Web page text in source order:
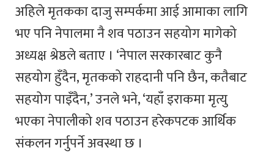
अहिले मृतकका दाजु सम्पर्कमा आई आमाका लागि
भए पनि नेपालमा नै शव पठाउन सहयोग मागेको
अध्यक्ष श्रेष्ठले बताए । ‘नेपाल सरकारबाट कुनै
सहयोग हुँदैन, मृतकको राहदानी पनि छैन, कतैबाट
सहयोग पाइँदैन,’ उनले भने, ‘यहाँ इराकमा मृत्यु
भएका नेपालीको शव पठाउन हरेकपटक आर्थिक
संकलन गर्नुपर्ने अवस्था छ ।